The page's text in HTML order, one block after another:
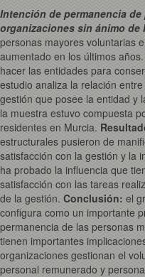
Intención de permanencia
organizaciones sin ánimo de
personas mayores voluntarias
aumentado en los últimos
hacer las entidades para
estudio analiza la relación
gestión que posee la entidad y
la muestra estuvo compuesta
residentes en Murcia.
estructurales pusieron de
satisfacción con la gestión y la
ha probado la influencia que
satisfacción con las tareas
de la gestión. Conclusión: el
configura como un importante
permanencia de las personas
tienen importantes
organizaciones gestionan el
personal remunerado y